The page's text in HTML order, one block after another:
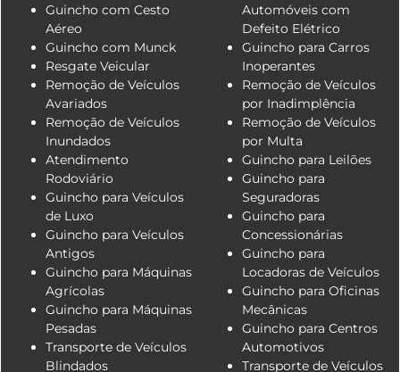
Guincho com Cesto
Aéreo
Guincho com Munck
Resgate Veicular
Remoção de Veículos
Avariados
Remoção de Veículos
Inundados
Atendimento
Rodoviário
Guincho para Veículos
de Luxo
Guincho para Veículos
Antigos
Guincho para Máquinas
Agrícolas
Guincho para Máquinas
Pesadas
Transporte de Veículos
Blindados
Automóveis com
Defeito Elétrico
Guincho para Carros
Inoperantes
Remoção de Veículos
por Inadimplência
Remoção de Veículos
por Multa
Guincho para Leilões
Guincho para
Seguradoras
Guincho para
Concessionárias
Guincho para
Locadoras de Veículos
Guincho para Oficinas
Mecânicas
Guincho para Centros
Automotivos
Transporte de Veículos